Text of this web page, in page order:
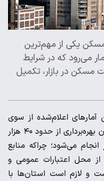
یکی از مهم‌ترین
می‌رود که در شرایط
مسکن در بازار، تکمیل
آمارهای اعلام‌شده از سوی
وزارت راه و شهرسازی، به‌زودی امکان بهره‌برداری از حدود ۴۰ هزار
می‌شود؛ چراکه منابع
از محل اعتبارات عمومی و
و لازم است استان‌ها با